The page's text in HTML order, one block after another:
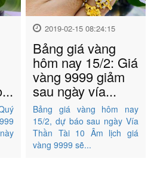
2019-02-15 08:24:15
Bảng giá vàng
hôm nay 15/2: Giá
vàng 9999 giảm
sau ngày vía...
Bảng giá vàng hôm nay
15/2, dự báo sau ngày Vía
Thần Tài 10 Âm lịch giá
vàng 9999 sẽ...